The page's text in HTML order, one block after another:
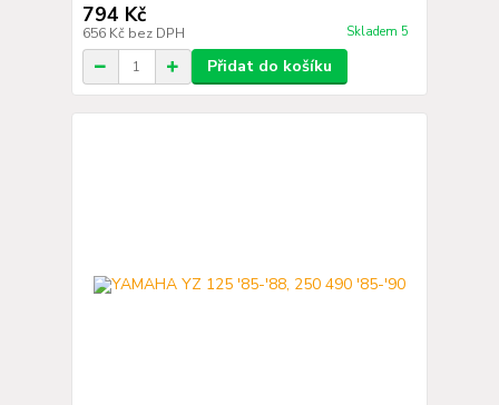
794 Kč
656 Kč bez DPH Skladem 5
Přidat do košíku